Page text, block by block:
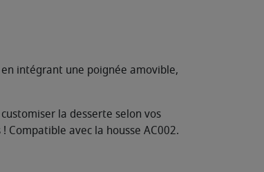
intégrant une poignée amovible,
la desserte selon vos
Compatible avec la housse AC002.